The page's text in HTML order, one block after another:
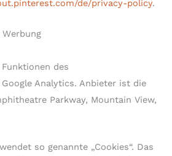
de/privacy-policy.
des
Analytics. Anbieter ist die
Parkway, Mountain View,
so genannte „Cookies“. Das